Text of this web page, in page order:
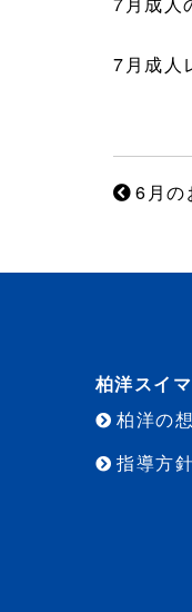
7月成人
6月の
柏洋スイ
柏洋の
指導方